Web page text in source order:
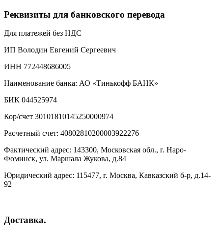
Реквизиты для банковского перевода
Для платежей без НДС
ИП Володин Евгений Сергеевич
ИНН 772448686005
Наименование банка: АО «Тинькофф БАНК»
БИК 044525974
Кор/счет 30101810145250000974
Расчетный счет: 40802810200003922276
Фактический адрес: 143300, Московская обл., г. Наро-
Фоминск, ул. Маршала Жукова, д.84
Юридический адрес: 115477, г. Москва, Кавказский б-р, д.14-
92
Доставка.